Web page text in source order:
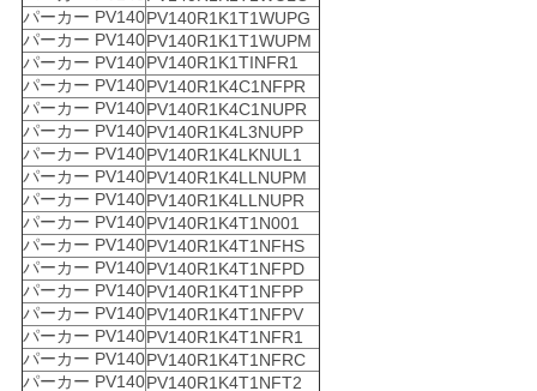
パーカー PV140PV140R1K1T1WUPG
パーカー PV140PV140R1K1T1WUPM
パーカー PV140PV140R1K1TINFR1
パーカー PV140PV140R1K4C1NFPR
パーカー PV140PV140R1K4C1NUPR
パーカー PV140PV140R1K4L3NUPP
パーカー PV140PV140R1K4LKNUL1
パーカー PV140PV140R1K4LLNUPM
パーカー PV140PV140R1K4LLNUPR
パーカー PV140PV140R1K4T1N001
パーカー PV140PV140R1K4T1NFHS
パーカー PV140PV140R1K4T1NFPD
パーカー PV140PV140R1K4T1NFPP
パーカー PV140PV140R1K4T1NFPV
パーカー PV140PV140R1K4T1NFR1
パーカー PV140PV140R1K4T1NFRC
パーカー PV140PV140R1K4T1NFT2